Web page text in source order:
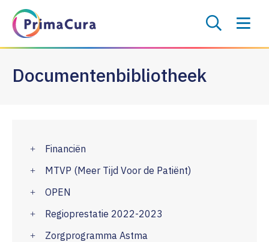
Documentenbibliotheek
Financiën
MTVP (Meer Tijd Voor de Patiënt)
OPEN
Regioprestatie 2022-2023
Zorgprogramma Astma